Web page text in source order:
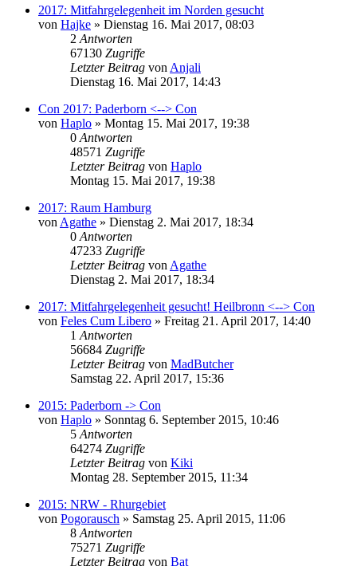
2017: Mitfahrgelegenheit im Norden gesucht
von Hajke » Dienstag 16. Mai 2017, 08:03
2 Antworten
67130 Zugriffe
Letzter Beitrag von Anjali
Dienstag 16. Mai 2017, 14:43
Con 2017: Paderborn <--> Con
von Haplo » Montag 15. Mai 2017, 19:38
0 Antworten
48571 Zugriffe
Letzter Beitrag von Haplo
Montag 15. Mai 2017, 19:38
2017: Raum Hamburg
von Agathe » Dienstag 2. Mai 2017, 18:34
0 Antworten
47233 Zugriffe
Letzter Beitrag von Agathe
Dienstag 2. Mai 2017, 18:34
2017: Mitfahrgelegenheit gesucht! Heilbronn <--> Con
von Feles Cum Libero » Freitag 21. April 2017, 14:40
1 Antworten
56684 Zugriffe
Letzter Beitrag von MadButcher
Samstag 22. April 2017, 15:36
2015: Paderborn -> Con
von Haplo » Sonntag 6. September 2015, 10:46
5 Antworten
64274 Zugriffe
Letzter Beitrag von Kiki
Montag 28. September 2015, 11:34
2015: NRW - Rhurgebiet
von Pogorausch » Samstag 25. April 2015, 11:06
8 Antworten
75271 Zugriffe
Letzter Beitrag von Bat